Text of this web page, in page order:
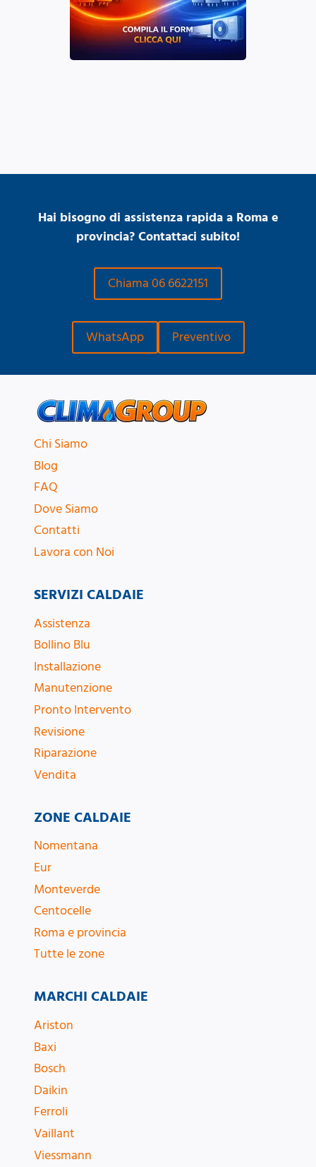
Hai bisogno di assistenza rapida a Roma e
provincia? Contattaci subito!
Chiama 06 6622151
WhatsApp Preventivo
Chi Siamo
Blog
FAQ
Dove Siamo
Contatti
Lavora con Noi
SERVIZI CALDAIE
Assistenza
Bollino Blu
Installazione
Manutenzione
Pronto Intervento
Revisione
Riparazione
Vendita
ZONE CALDAIE
Nomentana
Eur
Monteverde
Centocelle
Roma e provincia
Tutte le zone
MARCHI CALDAIE
Ariston
Baxi
Bosch
Daikin
Ferroli
Vaillant
Viessmann